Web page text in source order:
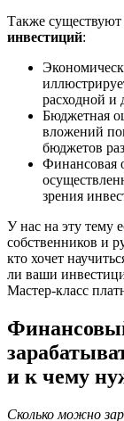
Также существуют
инвестиций:
расходной и
Бюджетная
вложений
бюджетов
Финансовая
зрения
У нас на эту тему
собственников и
кто хочет
ли ваши
Мастер-класс
и к чему
Сколько можно